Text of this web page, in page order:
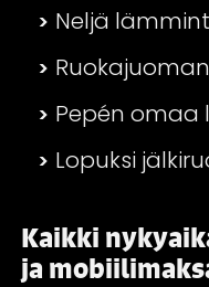
Neljä
Pepén omaa
Lopuksi
Kaikki
ja